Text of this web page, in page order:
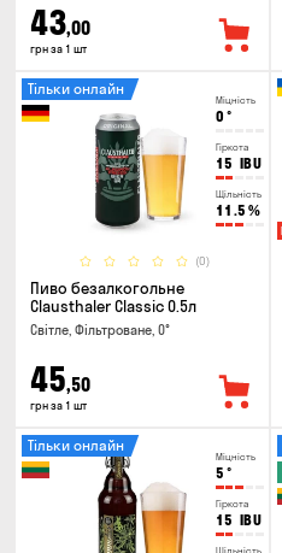
43,00
грн за 1 шт
Міцність
0 °
Гіркота
15 IBU
Щільність
11.5 %
(0)
Тільки онлайн
Пиво безалкогольне
Clausthaler Classic 0.5л
Світле, Фільтроване, 0°
45,50
грн за 1 шт
Міцність
5 °
Гіркота
15 IBU
Щільність
Тільки онлайн